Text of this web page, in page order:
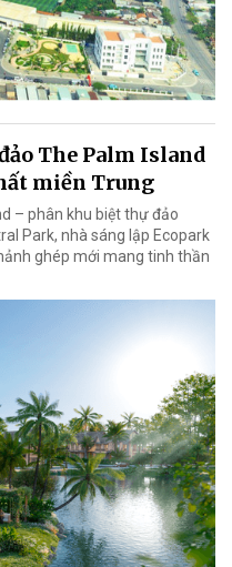
The Palm Island
miền Trung
– phân khu biệt thự đảo
Park, nhà sáng lập Ecopark
ghép mới mang tinh thần